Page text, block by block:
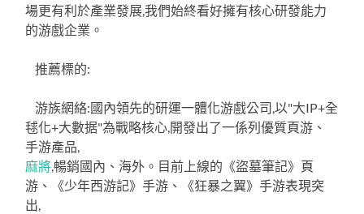
場更有利於產業發展,我們始終看好擁有核心研發能力
的游戲企業。
推薦標的:
游族網絡:國內領先的研運一體化游戲公司,以"大IP+全
毬化+大數据"為戰略核心,開發出了一係列優質頁游、
手游產品,
麻將,暢銷國內、海外。目前上線的《盜墓筆記》頁
游、《少年西游記》手游、《狂暴之翼》手游表現突
出,